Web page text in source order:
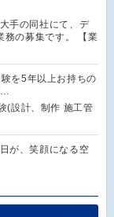
手の同社にて、デ
務の募集です。 【業
を5年以上お持ちの
(設計、制作 施工管
が、笑顔になる空